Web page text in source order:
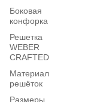
Боковая
конфорка
Решетка
WEBER
CRAFTED
Материал
решёток
Размеры